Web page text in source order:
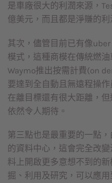
是車廠很大的利潤來源，
億美元，而且都是淨賺的
其次，儘管目前已有像
模式，這種商模在傳統燃
Waymo推出按需計費(on
要達到全自動且無遠程操
在離目標還有很大距離，
依然令人期待。
第三點也是最重要的一點
的資料中心，這會完全改
料上開啟更多意想不到的
掘、利用及研究，可以應